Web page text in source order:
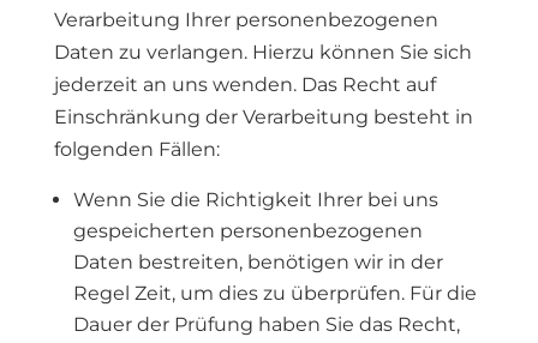
Verarbeitung Ihrer personenbezogenen
Daten zu verlangen. Hierzu können Sie sich
jederzeit an uns wenden. Das Recht auf
Einschränkung der Verarbeitung besteht in
folgenden Fällen:
Wenn Sie die Richtigkeit Ihrer bei uns
gespeicherten personenbezogenen
Daten bestreiten, benötigen wir in der
Regel Zeit, um dies zu überprüfen. Für die
Dauer der Prüfung haben Sie das Recht,